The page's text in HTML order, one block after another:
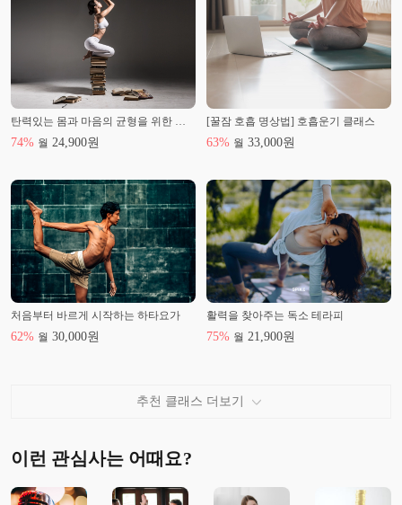
탄력있는 몸과 마음의 균형을 위한 요가
74% 월 24,900원
[꿀잠 호흡 명상법] 호흡운기 클래스
63% 월 33,000원
처음부터 바르게 시작하는 하타요가
62% 월 30,000원
활력을 찾아주는 독소 테라피
75% 월 21,900원
추천 클래스 더보기
이런 관심사는 어때요?